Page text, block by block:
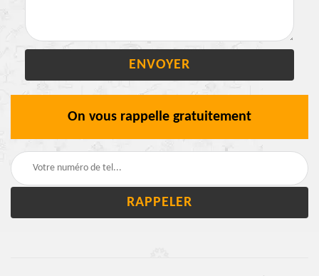
On vous rappelle gratuitement